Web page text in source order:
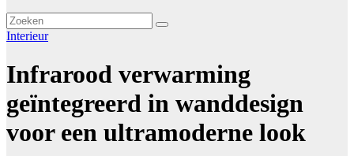
Interieur
Infrarood verwarming
geïntegreerd in wanddesign
voor een ultramoderne look